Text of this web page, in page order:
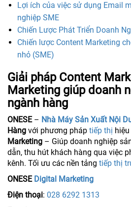
Lợi ích của việc sử dụng Email
nghiệp SME
Chiến Lược Phát Triển Doanh
Chiến lược Content Marketing
nhỏ (SME)
Giải pháp Content
Marketing giúp doanh
ngành hàng
ONESE– Nhà Máy Sản Xuất Nội
Hàng với phương pháp tiếp thị
Marketing – Giúp doanh nghiệp
dẫn, thu hút khách hàng qua việc
kênh. Tối ưu các nền tảng tiếp thị
ONESE Digital Marketing
Điện thoại: 028 6292 1313